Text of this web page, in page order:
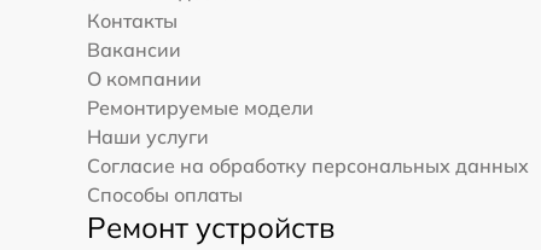
Контакты
Вакансии
О компании
Ремонтируемые модели
Наши услуги
Согласие на обработку персональных данных
Способы оплаты
Ремонт устройств